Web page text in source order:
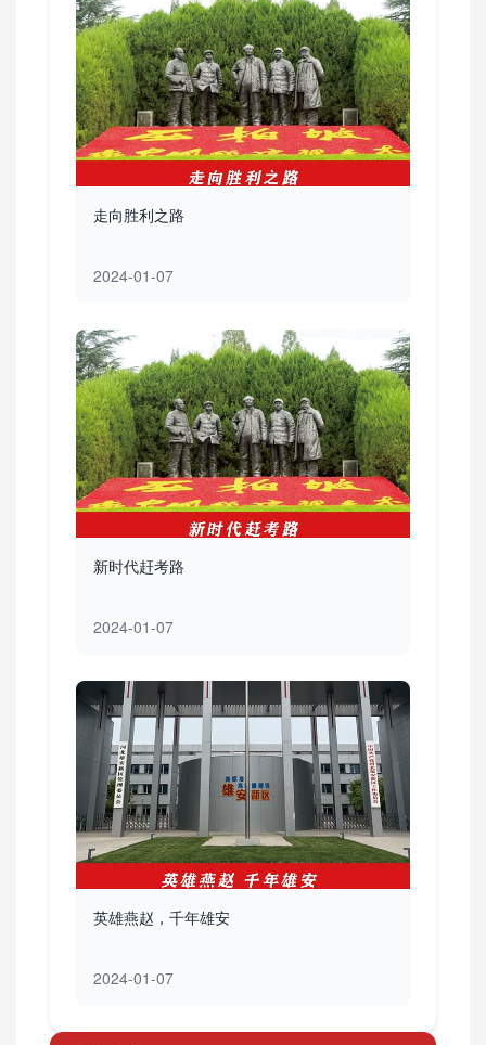
走向胜利之路
2024-01-07
新时代赶考路
2024-01-07
英雄燕赵，千年雄安
2024-01-07